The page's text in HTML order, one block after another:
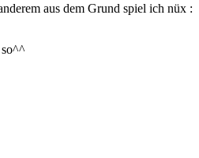
aus dem Grund spiel ich nüx :
so^^